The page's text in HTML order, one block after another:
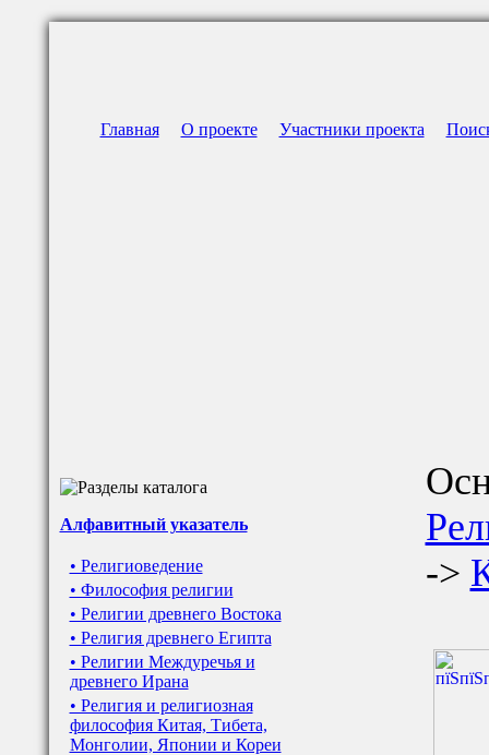
Главная О проекте Участники проекта
Алфавитный указатель
• Религиоведение
• Философия религии
• Религии древнего Востока
• Религия древнего Египта
• Религии Междуречья и
древнего Ирана
• Религия и религиозная
философия Китая, Тибета,
Монголии, Японии и Кореи
->